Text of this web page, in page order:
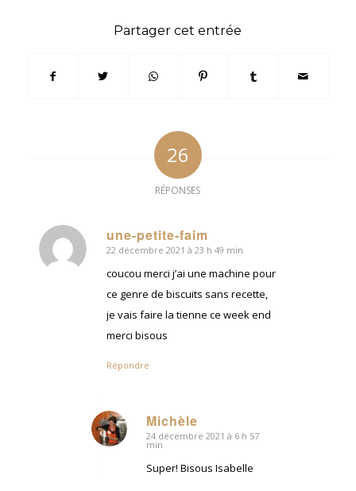
Partager cet entrée
26
RÉPONSES
une-petite-faim
dit
:
22 décembre 2021 à 23 h 49 min
coucou merci j’ai une machine pour
ce genre de biscuits sans recette,
je vais faire la tienne ce week end
merci bisous
Répondre
Michèle
dit
24 décembre 2021 à 6 h 57
min
Super! Bisous Isabelle